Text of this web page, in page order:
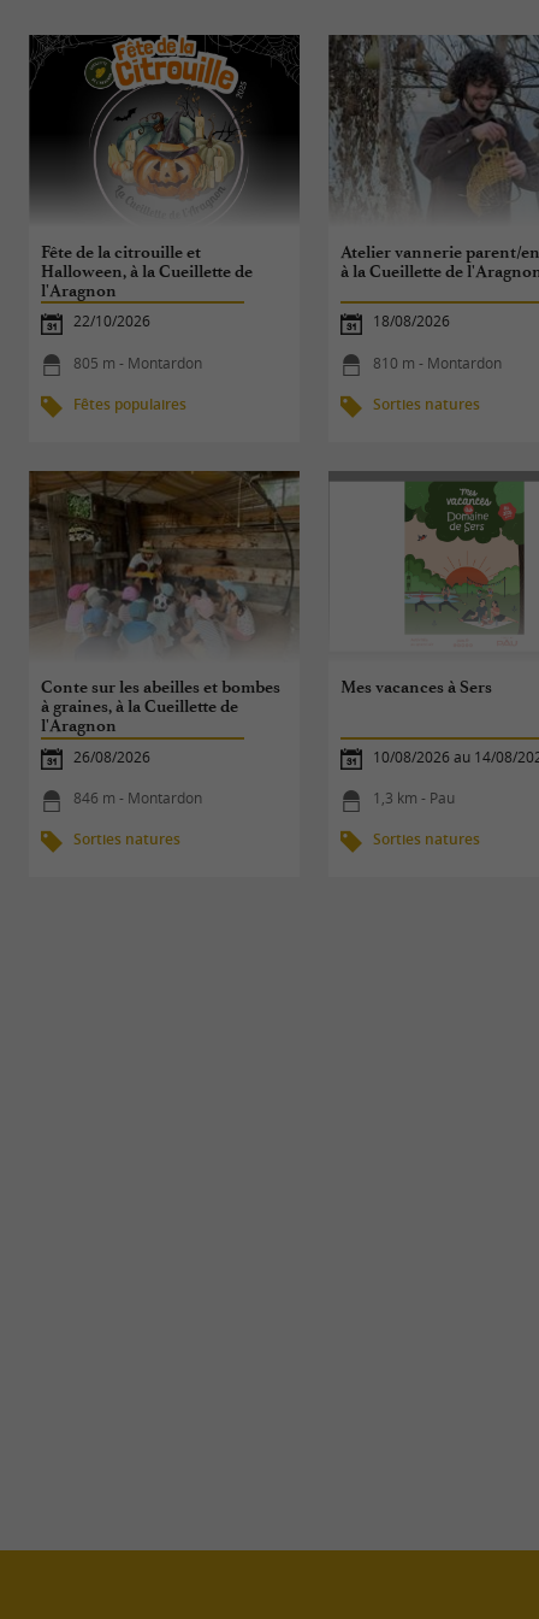
Fête de la citrouille et
Halloween, à la Cueillette de
l'Aragnon
22/10/2026
805 m - Montardon
Fêtes populaires
Atelier vannerie parent/
à la Cueillette de
18/08/2026
810 m - Montardon
Sorties natures
Conte sur les abeilles et bombes
à graines, à la Cueillette de
l'Aragnon
26/08/2026
846 m - Montardon
Sorties natures
Mes vacances à Sers
10/08/2026 au 14/08/
1,3 km - Pau
Sorties natures